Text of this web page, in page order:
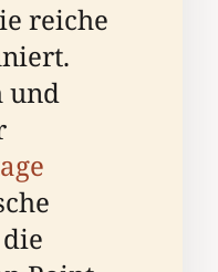
reiche
und